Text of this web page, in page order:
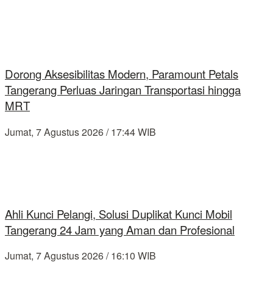
Dorong Aksesibilitas Modern, Paramount Petals
Tangerang Perluas Jaringan Transportasi hingga
MRT
Jumat, 7 Agustus 2026 / 17:44 WIB
Ahli Kunci Pelangi, Solusi Duplikat Kunci Mobil
Tangerang 24 Jam yang Aman dan Profesional
Jumat, 7 Agustus 2026 / 16:10 WIB